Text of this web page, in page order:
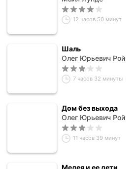
12 часов 50 минут
Шаль
Олег Юрьевич Рой
7 часов 32 минуты
Дом без выхода
Олег Юрьевич Рой
11 часов 39 минут
Медея и ее дети